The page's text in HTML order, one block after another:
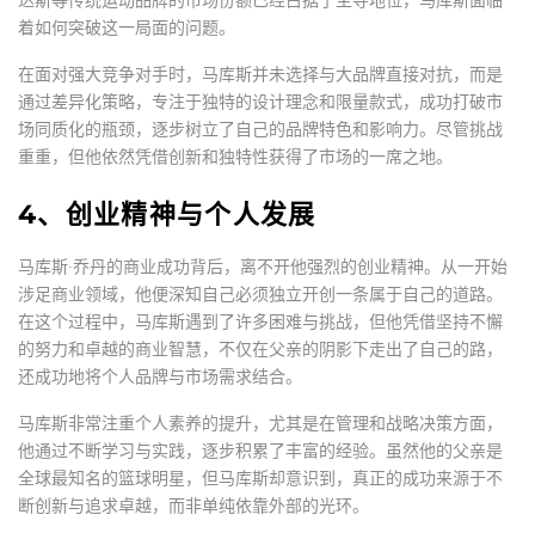
着如何突破这一局面的问题。
在面对强大竞争对手时，马库斯并未选择与大品牌直接对抗，而是
通过差异化策略，专注于独特的设计理念和限量款式，成功打破市
场同质化的瓶颈，逐步树立了自己的品牌特色和影响力。尽管挑战
重重，但他依然凭借创新和独特性获得了市场的一席之地。
4、创业精神与个人发展
马库斯·乔丹的商业成功背后，离不开他强烈的创业精神。从一开始
涉足商业领域，他便深知自己必须独立开创一条属于自己的道路。
在这个过程中，马库斯遇到了许多困难与挑战，但他凭借坚持不懈
的努力和卓越的商业智慧，不仅在父亲的阴影下走出了自己的路，
还成功地将个人品牌与市场需求结合。
马库斯非常注重个人素养的提升，尤其是在管理和战略决策方面，
他通过不断学习与实践，逐步积累了丰富的经验。虽然他的父亲是
全球最知名的篮球明星，但马库斯却意识到，真正的成功来源于不
断创新与追求卓越，而非单纯依靠外部的光环。